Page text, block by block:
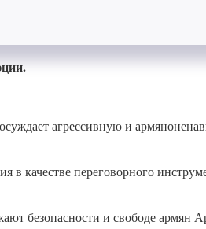
агрессивную и
в качестве переговорного
безопасности и свободе армян